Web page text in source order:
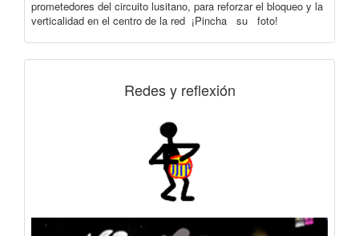
prometedores del circuito lusitano, para reforzar el bloqueo y la
verticalidad en el centro de la red ¡Pincha su foto!
Redes y reflexión